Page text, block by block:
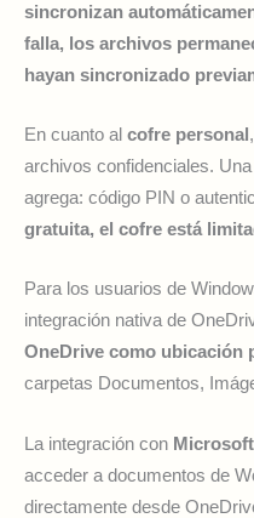
sincronizan
falla, los archivos
hayan sincronizado
En cuanto al cofre personal
archivos confidenciales.
agrega: código PIN o
gratuita, el cofre está
Para los usuarios de
integración nativa de
OneDrive como ubicación
carpetas Documentos,
La integración con
acceder a documentos de
directamente desde